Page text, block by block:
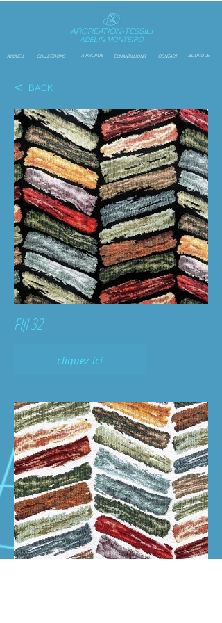
ARCREATION-TESSILI
ADELIN MONTEIRO
ACCUEIL COLLECTIONS A PROPOS ÉCHANTILLIONS CONTACT BOUTIQUE
< BACK
FIJI 32
cliquez ici